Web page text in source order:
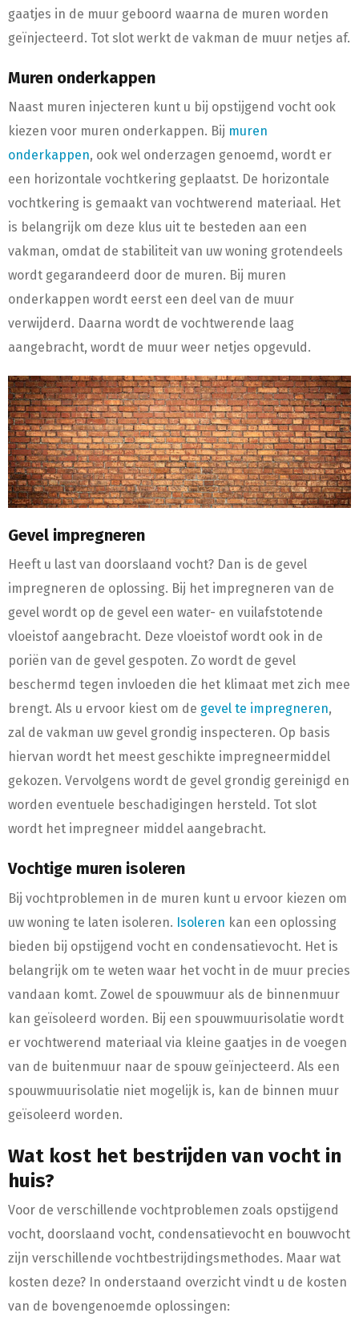
gaatjes in de muur geboord waarna de muren worden
geïnjecteerd. Tot slot werkt de vakman de muur netjes af.
Muren onderkappen
Naast muren injecteren kunt u bij opstijgend vocht ook
kiezen voor muren onderkappen. Bij muren
onderkappen, ook wel onderzagen genoemd, wordt er
een horizontale vochtkering geplaatst. De horizontale
vochtkering is gemaakt van vochtwerend materiaal. Het
is belangrijk om deze klus uit te besteden aan een
vakman, omdat de stabiliteit van uw woning grotendeels
wordt gegarandeerd door de muren. Bij muren
onderkappen wordt eerst een deel van de muur
verwijderd. Daarna wordt de vochtwerende laag
aangebracht, wordt de muur weer netjes opgevuld.
Gevel impregneren
Heeft u last van doorslaand vocht? Dan is de gevel
impregneren de oplossing. Bij het impregneren van de
gevel wordt op de gevel een water- en vuilafstotende
vloeistof aangebracht. Deze vloeistof wordt ook in de
poriën van de gevel gespoten. Zo wordt de gevel
beschermd tegen invloeden die het klimaat met zich mee
brengt. Als u ervoor kiest om de gevel te impregneren,
zal de vakman uw gevel grondig inspecteren. Op basis
hiervan wordt het meest geschikte impregneermiddel
gekozen. Vervolgens wordt de gevel grondig gereinigd en
worden eventuele beschadigingen hersteld. Tot slot
wordt het impregneer middel aangebracht.
Vochtige muren isoleren
Bij vochtproblemen in de muren kunt u ervoor kiezen om
uw woning te laten isoleren. Isoleren kan een oplossing
bieden bij opstijgend vocht en condensatievocht. Het is
belangrijk om te weten waar het vocht in de muur precies
vandaan komt. Zowel de spouwmuur als de binnenmuur
kan geïsoleerd worden. Bij een spouwmuurisolatie wordt
er vochtwerend materiaal via kleine gaatjes in de voegen
van de buitenmuur naar de spouw geïnjecteerd. Als een
spouwmuurisolatie niet mogelijk is, kan de binnen muur
geïsoleerd worden.
Wat kost het bestrijden van vocht in
huis?
Voor de verschillende vochtproblemen zoals opstijgend
vocht, doorslaand vocht, condensatievocht en bouwvocht
zijn verschillende vochtbestrijdingsmethodes. Maar wat
kosten deze? In onderstaand overzicht vindt u de kosten
van de bovengenoemde oplossingen: